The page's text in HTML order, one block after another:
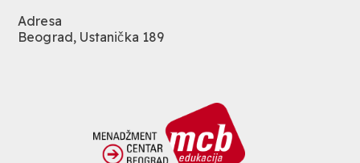
Adresa
Beograd, Ustanička 189